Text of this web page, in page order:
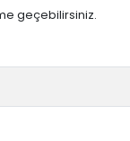
geçebilirsiniz.